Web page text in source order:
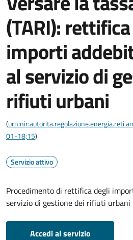
(TARI):
importi
al servizio di
rifiuti urbani
(
01-18;15)
Servizio attivo
Procedimento di rettifica degli
servizio di gestione dei rifiuti urbani
Accedi al servizio